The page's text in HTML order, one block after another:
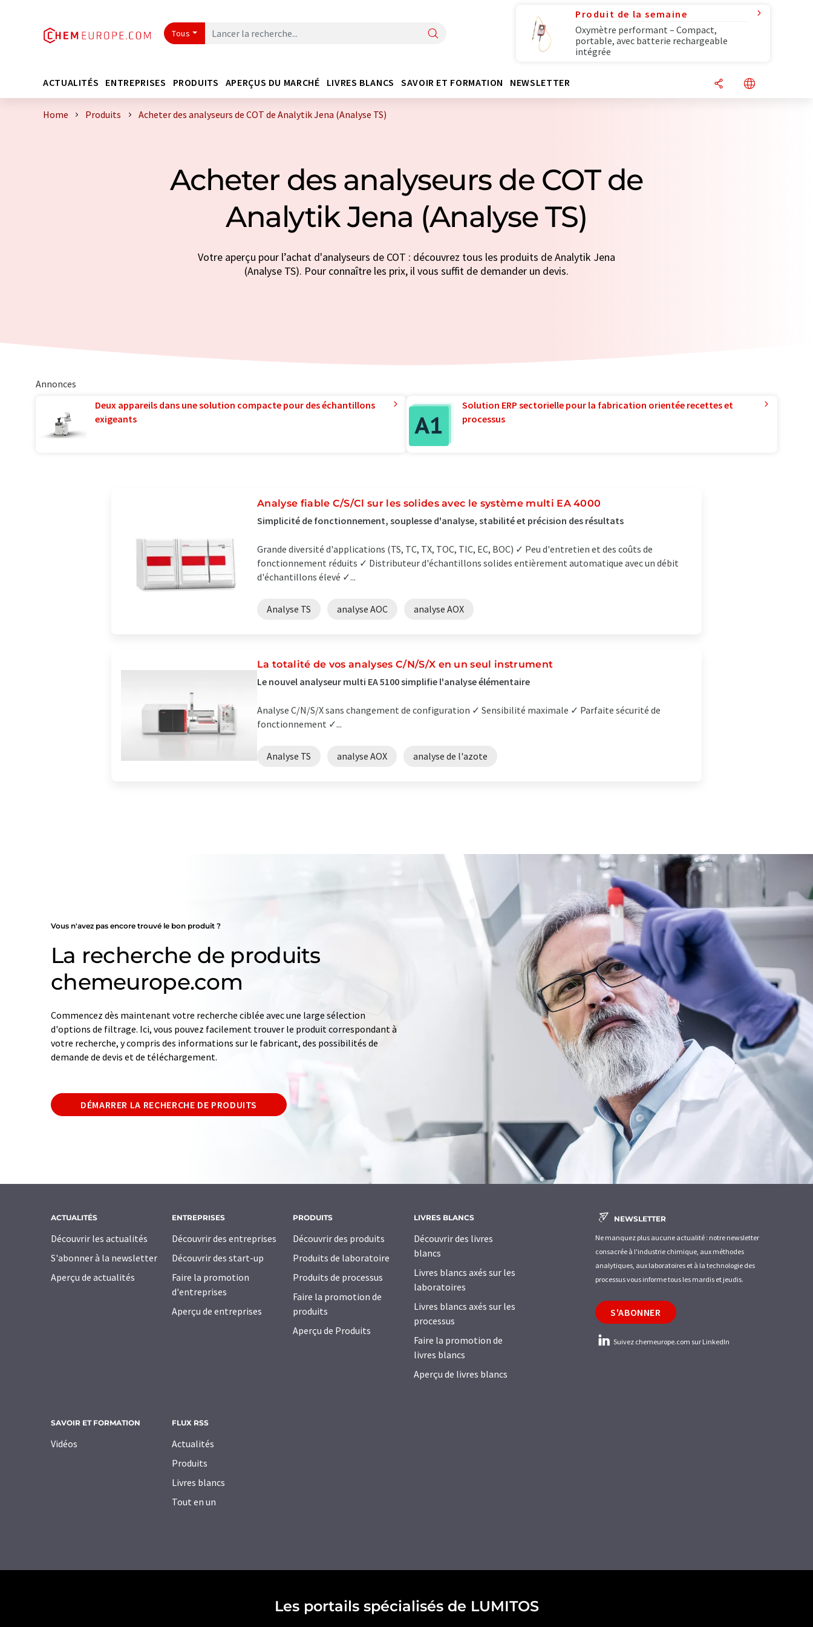
Tous
Produit de la semaine
Oxymètre performant – Compact,
portable, avec batterie rechargeable
intégrée
ACTUALITÉS ENTREPRISES PRODUITS APERÇUS DU MARCHÉ LIVRES BLANCS SAVOIR ET FORMATION NEWSLETTER
Home Produits Acheter des analyseurs de COT de Analytik Jena (Analyse TS)
Acheter des analyseurs de COT de
Analytik Jena (Analyse TS)
Votre aperçu pour l’achat d'analyseurs de COT : découvrez tous les produits de Analytik Jena
(Analyse TS). Pour connaître les prix, il vous suffit de demander un devis.
Annonces
Deux appareils dans une solution compacte pour des échantillons
exigeants
Solution ERP sectorielle pour la fabrication orientée recettes et
processus
Analyse fiable C/S/Cl sur les solides avec le système multi EA 4000
Simplicité de fonctionnement, souplesse d'analyse, stabilité et précision des résultats
Grande diversité d'applications (TS, TC, TX, TOC, TIC, EC, BOC) ✓ Peu d'entretien et des coûts de
fonctionnement réduits ✓ Distributeur d'échantillons solides entièrement automatique avec un débit
d'échantillons élevé ✓...
Analyse TS analyse AOC analyse AOX
La totalité de vos analyses C/N/S/X en un seul instrument
Le nouvel analyseur multi EA 5100 simplifie l'analyse élémentaire
Analyse C/N/S/X sans changement de configuration ✓ Sensibilité maximale ✓ Parfaite sécurité de
fonctionnement ✓...
Analyse TS analyse AOX analyse de l'azote
Vous n'avez pas encore trouvé le bon produit ?
La recherche de produits
chemeurope.com
Commencez dès maintenant votre recherche ciblée avec une large sélection
d'options de filtrage. Ici, vous pouvez facilement trouver le produit correspondant à
votre recherche, y compris des informations sur le fabricant, des possibilités de
demande de devis et de téléchargement.
DÉMARRER LA RECHERCHE DE PRODUITS
ACTUALITÉS
Découvrir les actualités
S'abonner à la newsletter
Aperçu de actualités
ENTREPRISES
Découvrir des entreprises
Découvrir des start-up
Faire la promotion
d'entreprises
Aperçu de entreprises
PRODUITS
Découvrir des produits
Produits de laboratoire
Produits de processus
Faire la promotion de
produits
Aperçu de Produits
LIVRES BLANCS
Découvrir des livres
blancs
Livres blancs axés sur les
laboratoires
Livres blancs axés sur les
processus
Faire la promotion de
livres blancs
Aperçu de livres blancs
SAVOIR ET FORMATION
Vidéos
FLUX RSS
Actualités
Produits
Livres blancs
Tout en un
NEWSLETTER
Ne manquez plus aucune actualité : notre newsletter
consacrée à l'industrie chimique, aux méthodes
analytiques, aux laboratoires et à la technologie des
processus vous informe tous les mardis et jeudis.
S'ABONNER
Suivez chemeurope.com sur LinkedIn
Les portails spécialisés de LUMITOS